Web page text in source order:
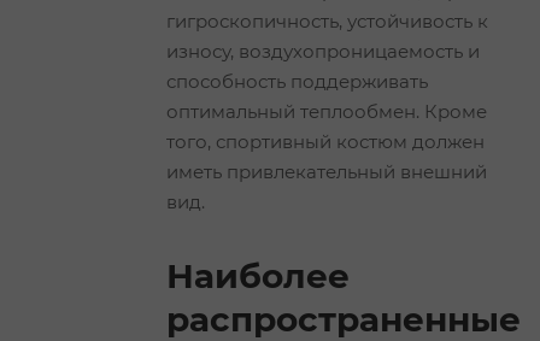
гигроскопичность, устойчивость к
износу, воздухопроницаемость и
способность поддерживать
оптимальный теплообмен. Кроме
того, спортивный костюм должен
иметь привлекательный внешний
вид.
Наиболее
распространенные